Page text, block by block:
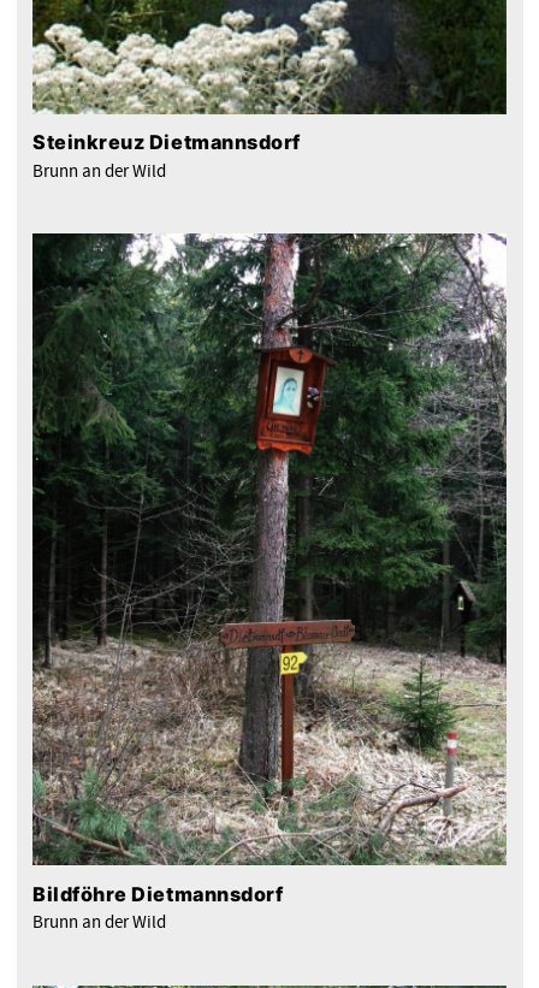
Steinkreuz Dietmannsdorf
Brunn an der Wild
Bildföhre Dietmannsdorf
Brunn an der Wild